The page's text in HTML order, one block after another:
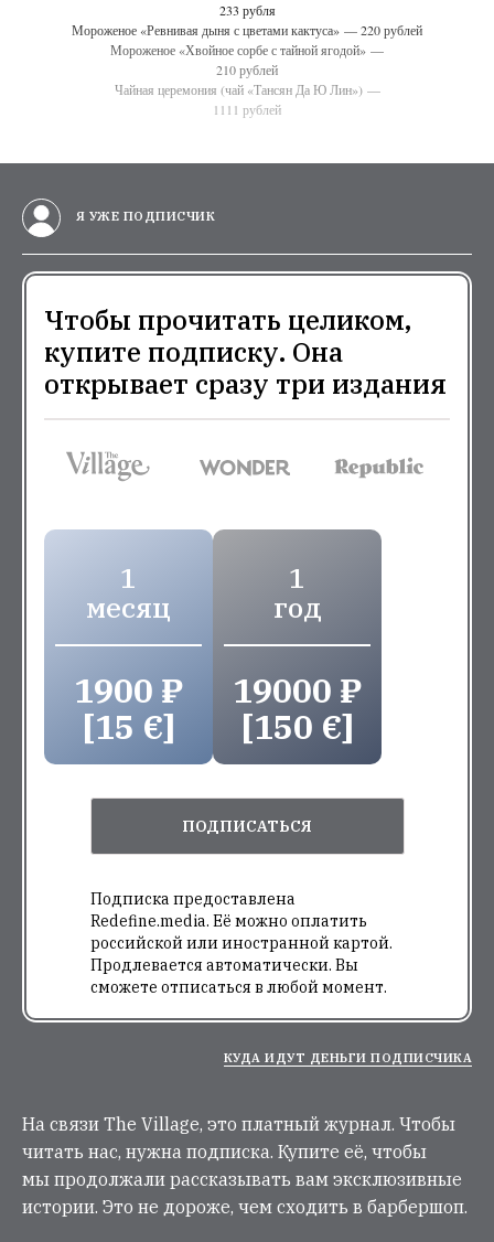
233 рубля
Мороженое «Ревнивая дыня с цветами кактуса» — 220 рублей
Мороженое «Хвойное сорбе с тайной ягодой» —
210 рублей
Чайная церемония (чай «Тансян Да Ю Лин») —
1111 рублей
Я УЖЕ ПОДПИСЧИК
Чтобы прочитать целиком,
купите подписку. Она
открывает сразу три издания
1
месяц
1900 ₽
[15 €]
1
год
19000 ₽
[150 €]
ПОДПИСАТЬСЯ
Подписка предоставлена
Redefine.media. Её можно оплатить
российской или иностранной картой.
Продлевается автоматически. Вы
сможете отписаться в любой момент.
КУДА ИДУТ ДЕНЬГИ ПОДПИСЧИКА
На связи The Village, это платный журнал. Чтобы
читать нас, нужна подписка. Купите её, чтобы
мы продолжали рассказывать вам эксклюзивные
истории. Это не дороже, чем сходить в барбершоп.